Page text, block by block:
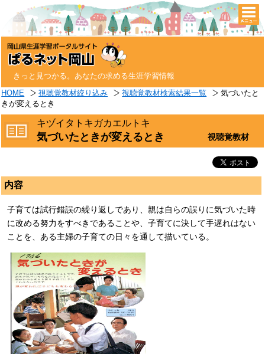
きっと見つかる。あなたの求める生涯学習情報
HOME 視聴覚教材絞り込み 視聴覚教材検索結果一覧
気づいたと
きが変えるとき
キヅイタトキガカエルトキ
気づいたときが変えるとき 視聴覚教材
内容
子育ては試行錯誤の繰り返しであり、親は自らの誤りに気づいた時
に改める努力をすべきであることや、子育てに決して手遅れはない
ことを、ある主婦の子育ての日々を通して描いている。